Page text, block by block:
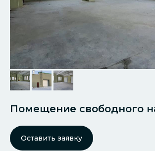
Помещение свободного
Оставить заявку